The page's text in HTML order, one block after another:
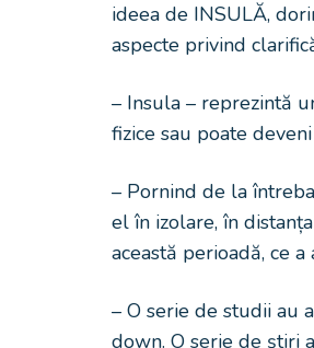
ideea de INSULĂ,
aspecte privind
– Insula – reprezintă
fizice sau poate
– Pornind de la
el în izolare, în
această perioadă, ce
– O serie de studii au
down. O serie de știri